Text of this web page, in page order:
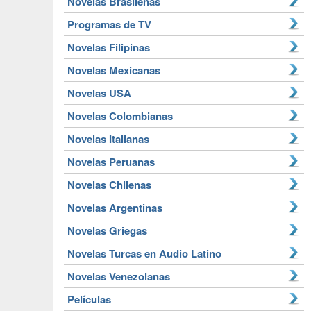
Programas de TV
Novelas Filipinas
Novelas Mexicanas
Novelas USA
Novelas Colombianas
Novelas Italianas
Novelas Peruanas
Novelas Chilenas
Novelas Argentinas
Novelas Griegas
Novelas Turcas en Audio Latino
Novelas Venezolanas
Películas